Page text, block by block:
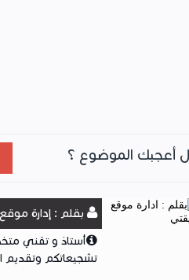
أعجبك الموضوع ؟
بقلم : إدارة
أستاذ و تقني
تشجيعاتكم وتقديم